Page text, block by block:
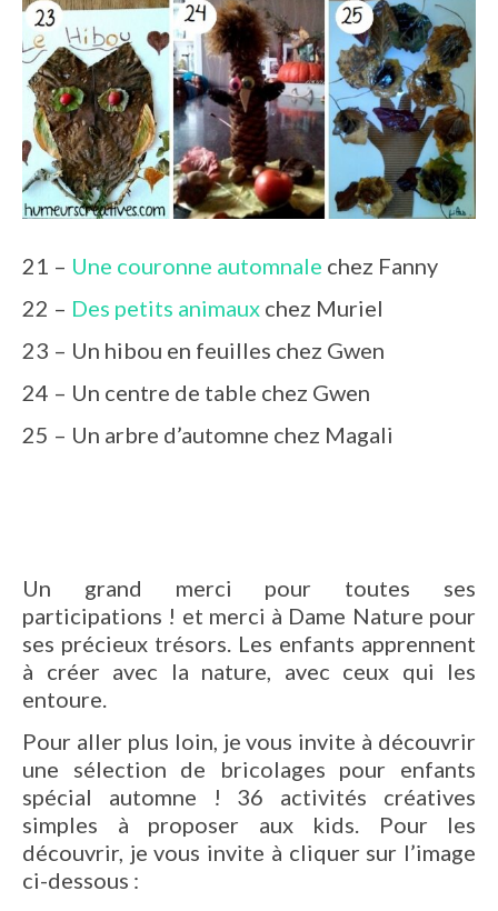
21 – Une couronne automnale chez Fanny
22 – Des petits animaux chez Muriel
23 – Un hibou en feuilles chez Gwen
24 – Un centre de table chez Gwen
25 – Un arbre d’automne chez Magali
Un grand merci pour toutes ses
participations ! et merci à Dame Nature pour
ses précieux trésors. Les enfants apprennent
à créer avec la nature, avec ceux qui les
entoure.
Pour aller plus loin, je vous invite à découvrir
une sélection de bricolages pour enfants
spécial automne ! 36 activités créatives
simples à proposer aux kids. Pour les
découvrir, je vous invite à cliquer sur l’image
ci-dessous :